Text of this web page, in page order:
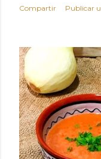
Compartir Publicar